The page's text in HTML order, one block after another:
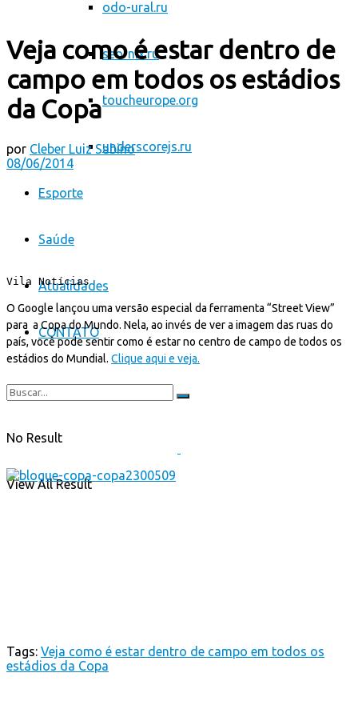
odo-ural.ru
seo-nix.ru
toucheurope.org
underscorejs.ru
Esporte
Saúde
Atualidades
CONTATO
No Result
View All Result
Veja como é estar dentro de
campo em todos os estádios
da Copa
por Cleber Luiz Sabino
08/06/2014
Vila Notícias
O Google lançou uma versão especial da ferramenta “Street View”
para a Copa do Mundo. Nela, ao invés de ver a imagem das ruas do
país, você pode sentir como é estar no centro de campo de todos os
estádios do Mundial. Clique aqui e veja.
Tags: Veja como é estar dentro de campo em todos os
estádios da Copa